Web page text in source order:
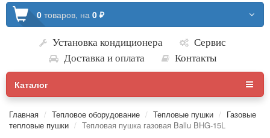
0 товаров, на 0 ₽
Установка кондиционера
Сервис
Доставка и оплата
Контакты
Каталог
Главная Тепловое оборудование Тепловые пушки
Газовые
тепловые пушки
Тепловая пушка газовая Ballu BHG-15L